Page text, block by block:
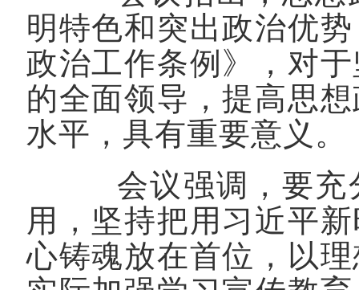
明特色和突出政治优
政治工作条例》，对
的全面领导，提高思
水平，具有重要意义。
会议强调，要充
用，坚持把用习近平
心铸魂放在首位，以